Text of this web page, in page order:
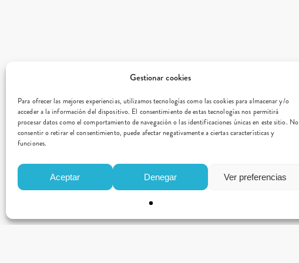
Gestionar cookies
Para ofrecer las mejores experiencias, utilizamos tecnologías como las cookies para almacenar y/o
acceder a la información del dispositivo. El consentimiento de estas tecnologías nos permitirá
procesar datos como el comportamiento de navegación o las identificaciones únicas en este sitio. No
consentir o retirar el consentimiento, puede afectar negativamente a ciertas características y
funciones.
Aceptar Denegar Ver preferencias